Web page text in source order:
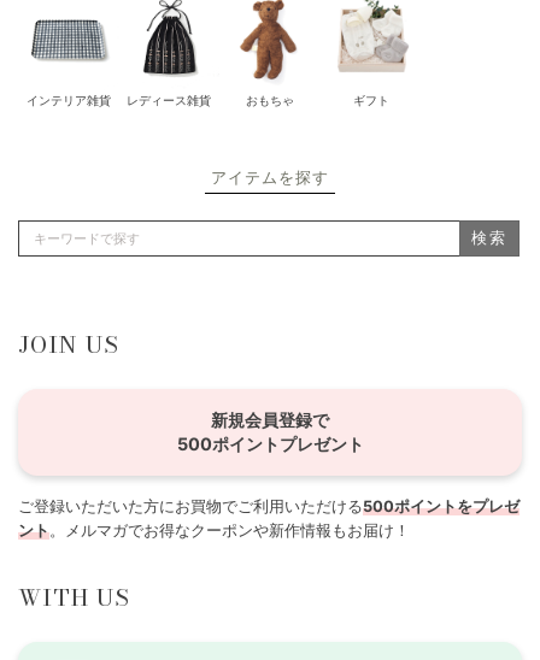
インテリア雑貨 レディース雑貨 おもちゃ ギフト
アイテムを探す
検索
JOIN US
新規会員登録で
500ポイントプレゼント
ご登録いただいた方にお買物でご利用いただける500ポイントをプレゼ
ント。メルマガでお得なクーポンや新作情報もお届け！
WITH US